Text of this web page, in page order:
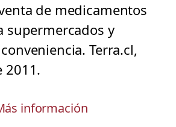
de medicamentos
supermercados y
Terra.cl,
2011.
información